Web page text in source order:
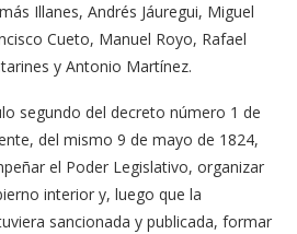
Illanes, Andrés Jáuregui, Miguel
Cueto, Manuel Royo, Rafael
y Antonio Martínez.
segundo del decreto número 1 de
del mismo 9 de mayo de 1824,
el Poder Legislativo, organizar
interior y, luego que la
sancionada y publicada, formar